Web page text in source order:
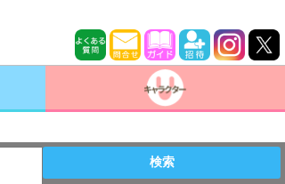
検索